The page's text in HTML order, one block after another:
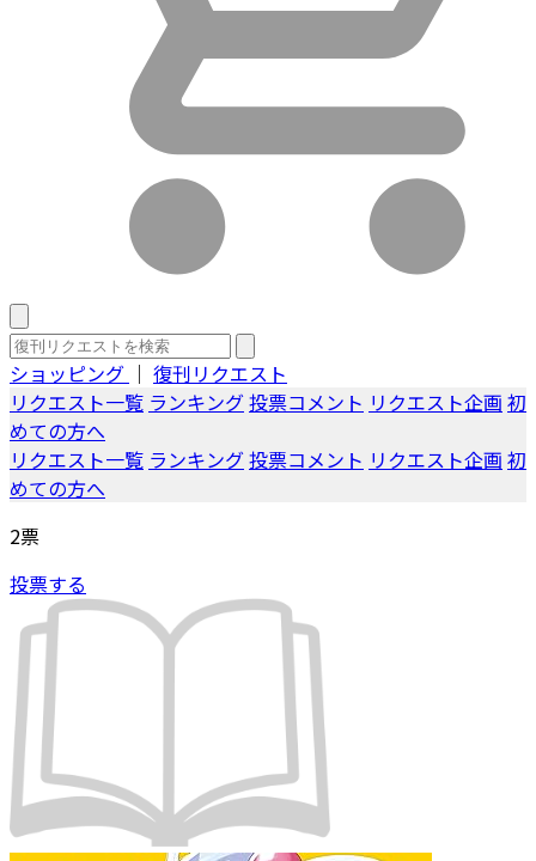
ショッピング ｜ 復刊リクエスト
リクエスト一覧 ランキング投票コメント リクエスト企画 初
めての方へ
リクエスト一覧 ランキング投票コメント リクエスト企画 初
めての方へ
2票
投票する